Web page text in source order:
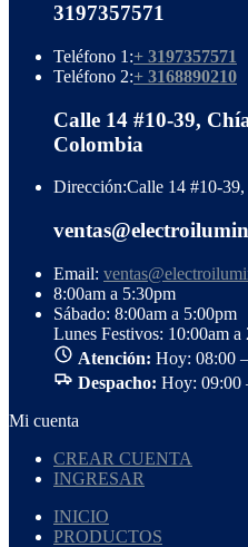
3197357571
Teléfono 1:+ 3197357571
Teléfono 2:+ 3168890210
Calle 14 #10-39,
Colombia
Dirección:Calle 14 #10-
Email:
8:00am a 5:30pm
Sábado: 8:00am a 5:00pm
Lunes Festivos: 10:00am a
Atención: Hoy: 08:00
Despacho: Hoy: 09:00
Mi cuenta
CREAR CUENTA
INGRESAR
INICIO
PRODUCTOS